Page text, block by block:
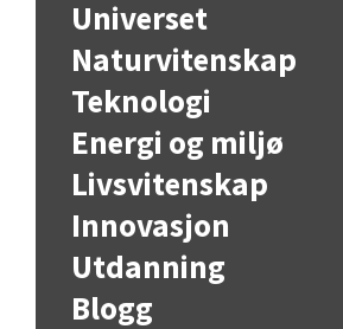
Universet
Naturvitenskap
Teknologi
Energi og miljø
Livsvitenskap
Innovasjon
Utdanning
Blogg